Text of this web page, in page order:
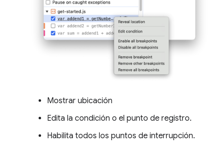
Mostrar ubicación
Edita la condición o el punto de registro.
Habilita todos los puntos de interrupción.